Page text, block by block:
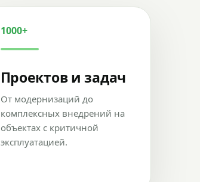
1000+
Проектов и задач
От модернизаций до
комплексных внедрений на
объектах с критичной
эксплуатацией.